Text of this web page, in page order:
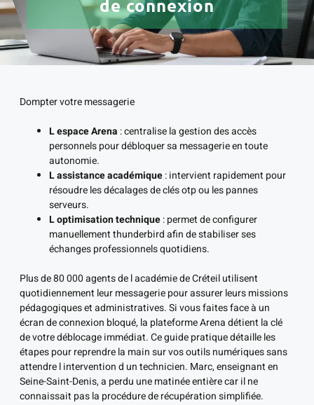
de connexion
Dompter votre messagerie
L espace Arena : centralise la gestion des accès
personnels pour débloquer sa messagerie en toute
autonomie.
L assistance académique: intervient rapidement pour
résoudre les décalages de clés otp ou les pannes
serveurs.
L optimisation technique: permet de configurer
manuellement thunderbird afin de stabiliser ses
échanges professionnels quotidiens.
Plus de 80 000 agents de l académie de Créteil utilisent
quotidiennement leur messagerie pour assurer leurs missions
pédagogiques et administratives. Si vous faites face à un
écran de connexion bloqué, la plateforme Arena détient la clé
de votre déblocage immédiat. Ce guide pratique détaille les
étapes pour reprendre la main sur vos outils numériques sans
attendre l intervention d un technicien. Marc, enseignant en
Seine-Saint-Denis, a perdu une matinée entière car il ne
connaissait pas la procédure de récupération simplifiée.